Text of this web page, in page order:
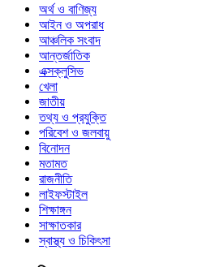
অর্থ ও বাণিজ্য
আইন ও অপরাধ
আঞ্চলিক সংবাদ
আন্তর্জাতিক
এক্সক্লুসিভ
খেলা
জাতীয়
তথ্য ও প্রযুক্তি
পরিবেশ ও জলবায়ু
বিনোদন
মতামত
রাজনীতি
লাইফস্টাইল
শিক্ষাঙ্গন
সাক্ষাতকার
স্বাস্থ্য ও চিকিৎসা